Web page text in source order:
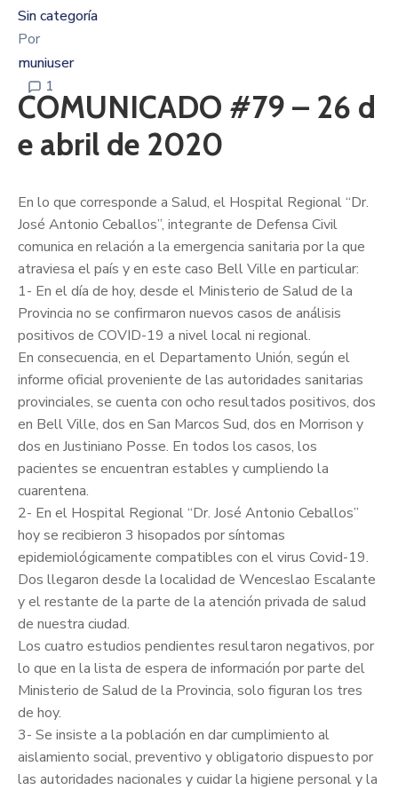
Sin categoría
Por
muniuser
1
COMUNICADO #79 – 26 d
e abril de 2020
En lo que corresponde a Salud, el Hospital Regional “Dr.
José Antonio Ceballos”, integrante de Defensa Civil
comunica en relación a la emergencia sanitaria por la que
atraviesa el país y en este caso Bell Ville en particular:
1- En el día de hoy, desde el Ministerio de Salud de la
Provincia no se confirmaron nuevos casos de análisis
positivos de COVID-19 a nivel local ni regional.
En consecuencia, en el Departamento Unión, según el
informe oficial proveniente de las autoridades sanitarias
provinciales, se cuenta con ocho resultados positivos, dos
en Bell Ville, dos en San Marcos Sud, dos en Morrison y
dos en Justiniano Posse. En todos los casos, los
pacientes se encuentran estables y cumpliendo la
cuarentena.
2- En el Hospital Regional “Dr. José Antonio Ceballos”
hoy se recibieron 3 hisopados por síntomas
epidemiológicamente compatibles con el virus Covid-19.
Dos llegaron desde la localidad de Wenceslao Escalante
y el restante de la parte de la atención privada de salud
de nuestra ciudad.
Los cuatro estudios pendientes resultaron negativos, por
lo que en la lista de espera de información por parte del
Ministerio de Salud de la Provincia, solo figuran los tres
de hoy.
3- Se insiste a la población en dar cumplimiento al
aislamiento social, preventivo y obligatorio dispuesto por
las autoridades nacionales y cuidar la higiene personal y la